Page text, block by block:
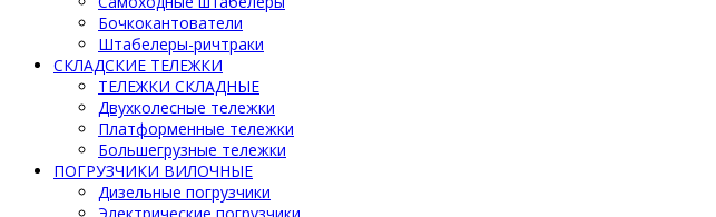
Бочкокантователи
Штабелеры-ричтраки
СКЛАДСКИЕ ТЕЛЕЖКИ
ТЕЛЕЖКИ СКЛАДНЫЕ
Двухколесные тележки
Платформенные тележки
Большегрузные тележки
ПОГРУЗЧИКИ ВИЛОЧНЫЕ
Дизельные погрузчики